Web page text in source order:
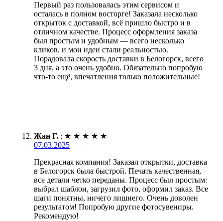
Первый раз пользовалась этим сервисом и
осталась в полном восторге! Заказала несколько
открыток с доставкой, всё пришло быстро и в
отличном качестве. Процесс оформления заказа
был простым и удобным — всего несколько
кликов, и мои идеи стали реальностью.
Порадовала скорость доставки в Белогорск, всего
3 дня, а это очень удобно. Обязательно попробую
что-то ещё, впечатления только положительные!
Жан Г. : ★ ★ ★ ★ ★
07.03.2025
Прекрасная компания! Заказал открытки, доставка
в Белогорск была быстрой. Печать качественная,
все детали четко переданы. Процесс был простым:
выбрал шаблон, загрузил фото, оформил заказ. Все
шаги понятны, ничего лишнего. Очень доволен
результатом! Попробую другие фотосувениры.
Рекомендую!